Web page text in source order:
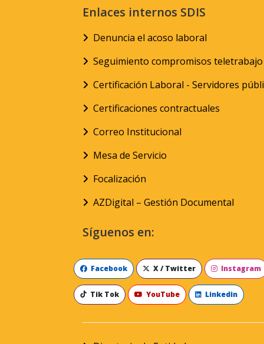
Enlaces internos SDIS
Denuncia el acoso laboral
Seguimiento compromisos teletrabajo
Certificación Laboral - Servidores
Certificaciones contractuales
Correo Institucional
Mesa de Servicio
Focalización
AZDigital – Gestión Documental
Síguenos en:
Facebook X / Twitter Instagram
Tik Tok YouTube Linkedin